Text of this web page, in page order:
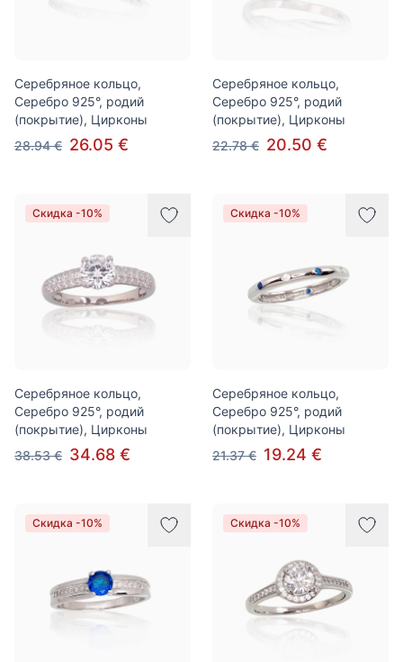
Серебряное кольцо,
Серебро 925°, родий
(покрытие), Цирконы
28.94 € 26.05 €
Серебряное кольцо,
Серебро 925°, родий
(покрытие), Цирконы
22.78 € 20.50 €
Скидка -10%
Серебряное кольцо,
Серебро 925°, родий
(покрытие), Цирконы
38.53 € 34.68 €
Скидка -10%
Серебряное кольцо,
Серебро 925°, родий
(покрытие), Цирконы
21.37 € 19.24 €
Скидка -10% Скидка -10%